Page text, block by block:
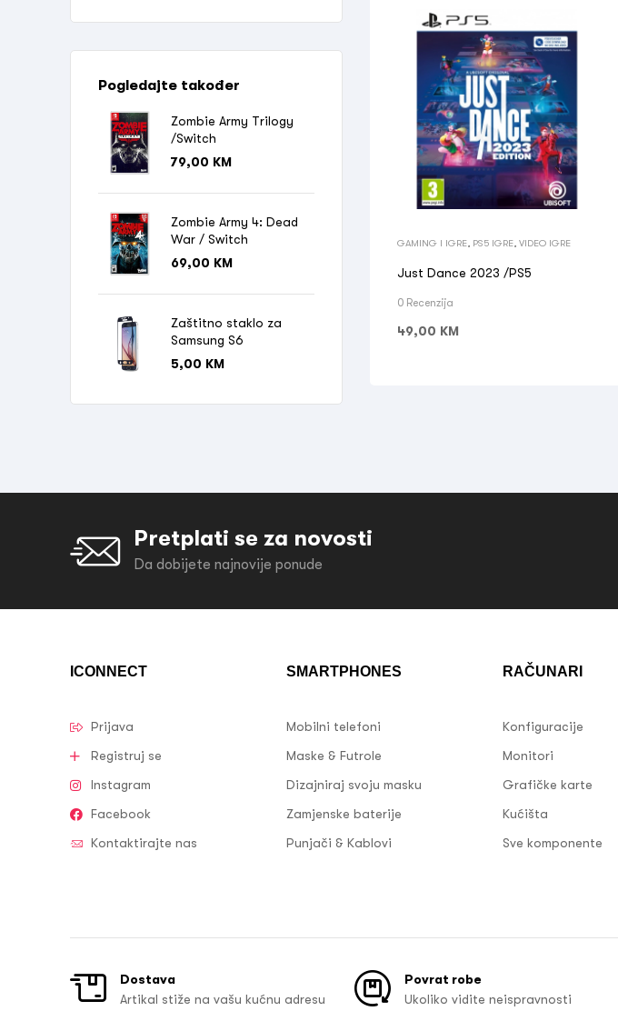
GAMING I IGRE PS5 IGRE VIDEO IGRE
Just Dance 2023 /PS5
0 Recenzija
49,00 KM
Pogledajte također
Zombie Army Trilogy
/Switch
79,00 KM
Zombie Army 4: Dead
War / Switch
69,00 KM
Zaštitno staklo za
Samsung S6
5,00 KM
Pretplati se za novosti
Da dobijete najnovije ponude
ICONNECT
Prijava
Registruj se
Instagram
Facebook
Kontaktirajte nas
SMARTPHONES
Mobilni telefoni
Maske & Futrole
Dizajniraj svoju masku
Zamjenske baterije
Punjači & Kablovi
RAČUNARI
Konfiguracije
Monitori
Grafičke karte
Kućišta
Sve komponente
Dostava
Artikal stiže na vašu kućnu adresu
Povrat robe
Ukoliko vidite neispravnosti